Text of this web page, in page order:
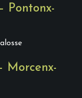
Pontonx-
Morcenx-